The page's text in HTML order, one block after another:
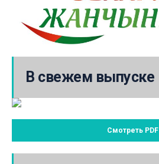
В свежем выпуске
Смотреть PDF